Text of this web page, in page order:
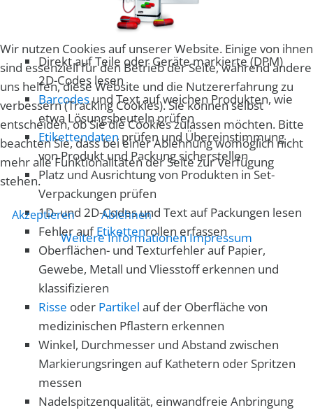
Direkt auf Teile oder Geräte markierte (DPM)
2D-Codes lesen
Barcodesund Text auf weichen Produkten, wie
etwa Lösungsbeuteln prüfen
Etikettendaten prüfen und Übereinstimmung
von Produkt und Packung sicherstellen
Platz und Ausrichtung von Produkten in Set-
Verpackungen prüfen
1D- und 2D-Codes und Text auf Packungen lesen
Fehler aufEtikettenrollen erfassen
Oberflächen- und Texturfehler auf Papier,
Gewebe, Metall und Vliesstoff erkennen und
klassifizieren
Risse oder Partikel auf der Oberfläche von
medizinischen Pflastern erkennen
Winkel, Durchmesser und Abstand zwischen
Markierungsringen auf Kathetern oder Spritzen
messen
Nadelspitzenqualität, einwandfreie Anbringung
Wir nutzen Cookies auf unserer Website. Einige von ihnen
sind essenziell für den Betrieb der Seite, während andere
uns helfen, diese Website und die Nutzererfahrung zu
verbessern (Tracking Cookies). Sie können selbst
entscheiden, ob Sie die Cookies zulassen möchten. Bitte
beachten Sie, dass bei einer Ablehnung womöglich nicht
mehr alle Funktionalitäten der Seite zur Verfügung
stehen.
Akzeptieren Ablehnen
Weitere Informationen Impressum